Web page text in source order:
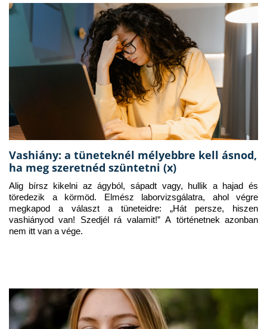
Vashiány: a tüneteknél mélyebbre kell ásnod,
ha meg szeretnéd szüntetni (x)
Alig bírsz kikelni az ágyból, sápadt vagy, hullik a hajad és
töredezik a körmöd. Elmész laborvizsgálatra, ahol végre
megkapod a választ a tüneteidre: „Hát persze, hiszen
vashiányod van! Szedjél rá valamit!” A történetnek azonban
nem itt van a vége.